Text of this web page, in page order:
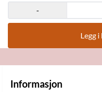
og er dermed et godt valg for
(fargekombinasjonene er
Løpelengde : 210 meter Sammensetning : 65% Ull, 35% Alpakka
-
Legg
Informasjon